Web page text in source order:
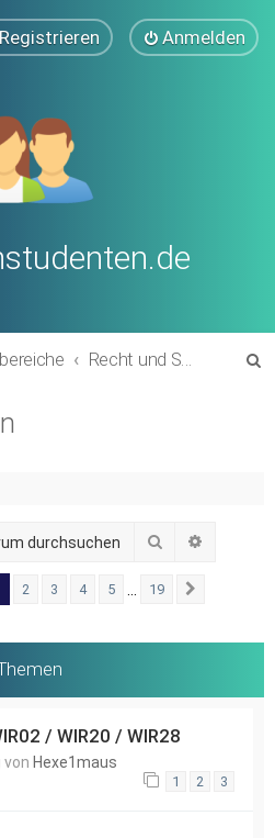
Anmelden
Registrieren
Recht und Steuern
Suche
von 19
2 3 4 5 19
/ WIR20 / WIR28
von Hexe1maus
1 2 3